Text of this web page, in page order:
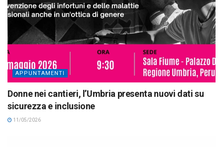
APPUNTAMENTI
Donne nei cantieri, l’Umbria presenta nuovi dati su
sicurezza e inclusione
11/05/2026